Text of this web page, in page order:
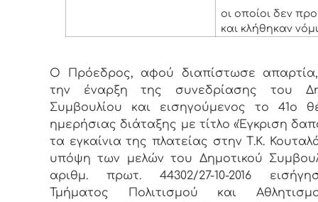
οι οποίοι δεν
και κλήθηκαν
Ο Πρόεδρος, αφού διαπίστωσε
την έναρξη της συνεδρίασης του
Συμβουλίου και εισηγούμενος το 41ο
ημερήσιας διάταξης με τίτλο «Έγκριση
τα εγκαίνια της πλατείας στην Τ.Κ.
υπόψη των μελών του Δημοτικού
αριθμ. πρωτ. 44302/27-10-2016
Τμήματος Πολιτισμού και